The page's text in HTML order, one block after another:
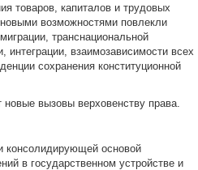
товаров, капиталов и трудовых
возможностями повлекли
транснациональной
интеграции, взаимозависимости всех
сохранения конституционной
вызовы верховенству права.
консолидирующей основой
в государственном устройстве и